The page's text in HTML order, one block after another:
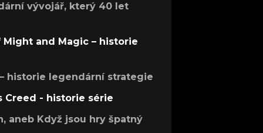
vývojář, který 40 let
Might and Magic – historie
historie legendární strategie
Creed - historie série
aneb Když jsou hry špatný